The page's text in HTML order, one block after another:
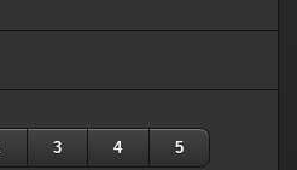
3 4 5